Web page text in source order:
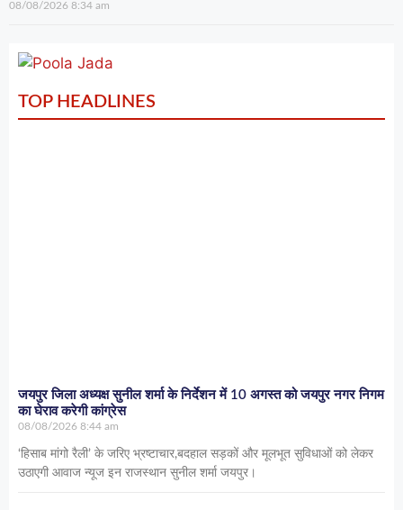
08/08/2026 8:34 am
TOP HEADLINES
जयपुर जिला अध्यक्ष सुनील शर्मा के निर्देशन में 10 अगस्त को जयपुर नगर निगम
का घेराव करेगी कांग्रेस
08/08/2026 8:44 am
‘हिसाब मांगो रैली’ के जरिए भ्रष्टाचार,बदहाल सड़कों और मूलभूत सुविधाओं को लेकर
उठाएगी आवाज न्यूज इन राजस्थान सुनील शर्मा जयपुर।